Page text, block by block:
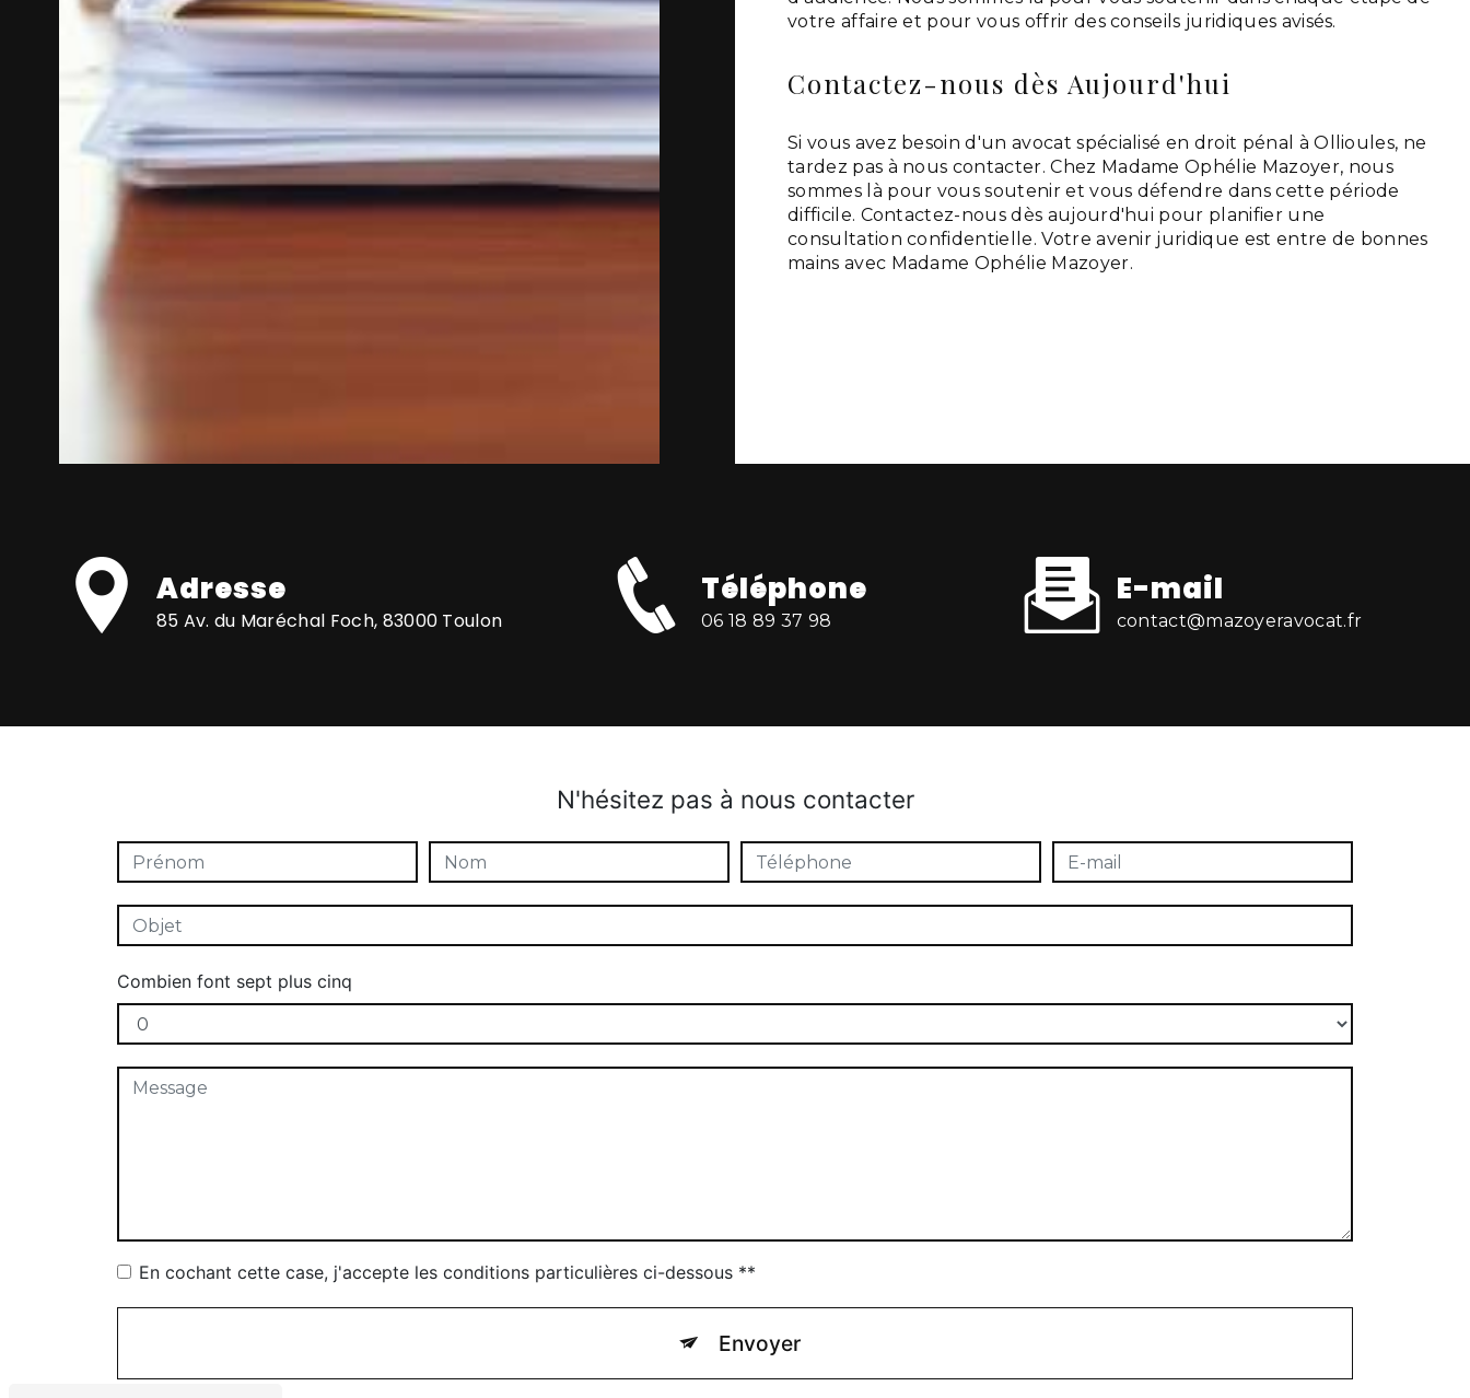
votre affaire et pour vous offrir des conseils juridiques avisés.
Contactez-nous dès Aujourd'hui
Si vous avez besoin d'un avocat spécialisé en droit pénal à Ollioules, ne
tardez pas à nous contacter. Chez Madame Ophélie Mazoyer, nous
sommes là pour vous soutenir et vous défendre dans cette période
difficile. Contactez-nous dès aujourd'hui pour planifier une
consultation confidentielle. Votre avenir juridique est entre de bonnes
mains avec Madame Ophélie Mazoyer.
Adresse
85 Av. du Maréchal Foch, 83000 Toulon
Téléphone
06 18 89 37 98
E-mail
contact@mazoyeravocat.fr
N'hésitez pas à nous contacter
Combien font sept plus cinq
En cochant cette case, j'accepte les conditions particulières ci-dessous **
Envoyer